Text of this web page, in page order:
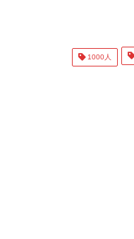
1000人